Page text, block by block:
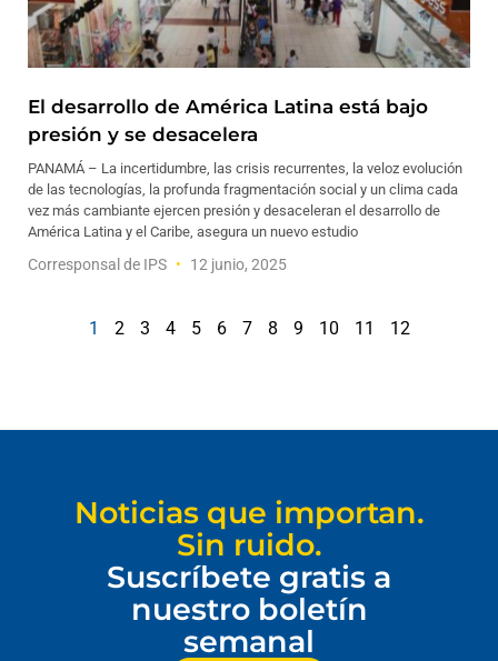
El desarrollo de América Latina está bajo
presión y se desacelera
PANAMÁ – La incertidumbre, las crisis recurrentes, la veloz evolución
de las tecnologías, la profunda fragmentación social y un clima cada
vez más cambiante ejercen presión y desaceleran el desarrollo de
América Latina y el Caribe, asegura un nuevo estudio
Corresponsal de IPS 12 junio, 2025
1 2 3 4 5 6 7 8 9 10 11 12
Noticias que importan.
Sin ruido.
Suscríbete gratis a
nuestro boletín
semanal